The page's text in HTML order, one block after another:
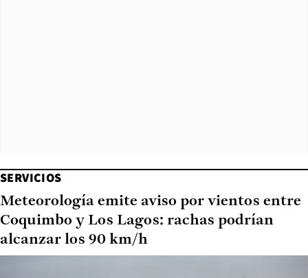
SERVICIOS
Meteorología emite aviso por vientos entre
Coquimbo y Los Lagos: rachas podrían
alcanzar los 90 km/h